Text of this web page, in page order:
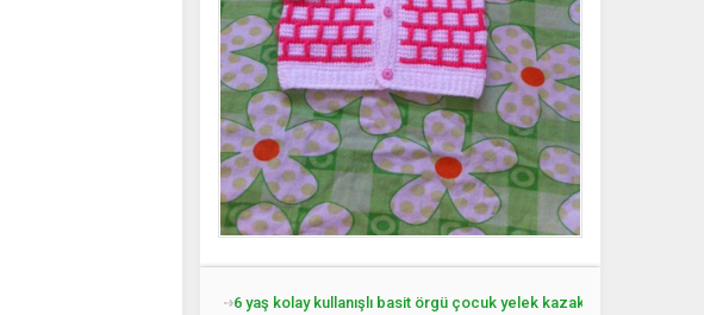
6 yaş kolay kullanışlı basit örgü çocuk yelek kazak tarifi